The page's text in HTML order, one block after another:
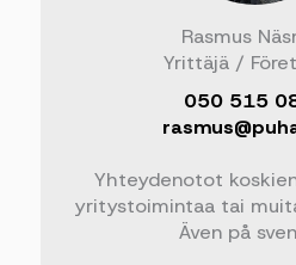
Rasmus
Yrittäjä /
050 515
Yhteydenotot
yritystoimintaa tai
Även på